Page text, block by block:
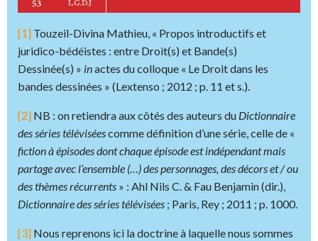
[1] Touzeil-Divina Mathieu, « Propos introductifs et
juridico-bédéistes : entre Droit(s) et Bande(s)
Dessinée(s) » inactes du colloque « Le Droit dans les
bandes dessinées » (Lextenso ; 2012 ; p. 11 et s.).
[2] NB : on retiendra aux côtés des auteurs du Dictionnaire
des séries téléviséescomme définition d’une série, celle de «
fiction à épisodes dont chaque épisode est indépendant mais
partage avec l’ensemble (…) des personnages, des décors et / ou
des thèmes récurrents » : Ahl Nils C. & Fau Benjamin (dir.),
Dictionnaire des séries télévisées ; Paris, Rey ; 2011 ; p. 1000.
[3] Nous reprenons ici la doctrine à laquelle nous sommes